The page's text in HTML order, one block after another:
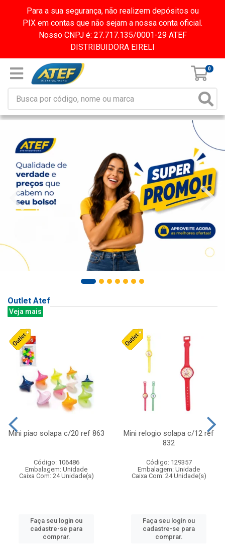
Para a sua segurança, não realizem depósitos ou
PIX em contas que não sejam a nossa conta oficial.
Nosso CNPJ é: 27.717.135/0001-29 ATEF
DISTRIBUIDORA EIRELI
0
Outlet Atef
Veja mais
Mini piao solapa c/20 ref 863
Código: 106486
Embalagem: Unidade
Caixa Com: 24 Unidade(s)
Faça seu login ou
cadastre-se para
comprar.
Mini relogio solapa c/12 ref
832
Código: 129357
Embalagem: Unidade
Caixa Com: 24 Unidade(s)
Faça seu login ou
cadastre-se para
comprar.